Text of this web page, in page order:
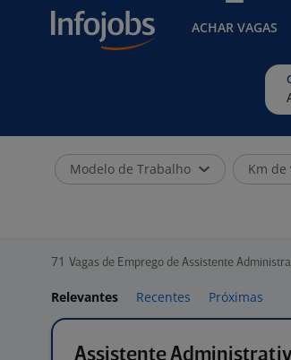
ACHAR VAGAS
Modelo de Trabalho Km de
71 Vagas de Emprego de Assistente
Relevantes Recentes Próximas
Assistente